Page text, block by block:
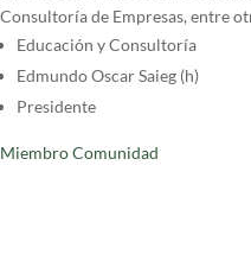
Consultoría de Empresas, entre
Educación y Consultoría
Edmundo Oscar Saieg (h)
Presidente
Miembro Comunidad